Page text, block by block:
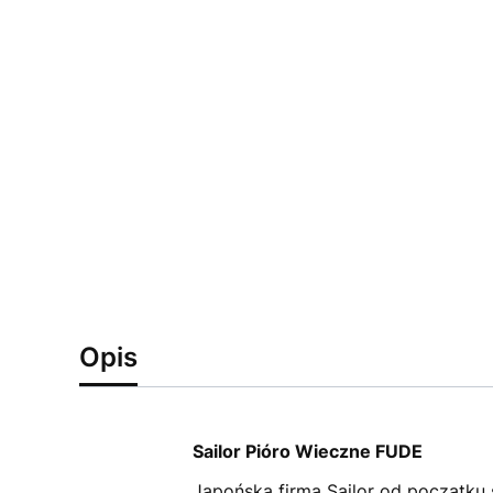
Opis
Sailor Pióro Wieczne FUDE